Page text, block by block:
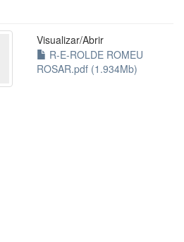
Visualizar/Abrir
R-E-ROLDE ROMEU
ROSAR.pdf (1.934Mb)